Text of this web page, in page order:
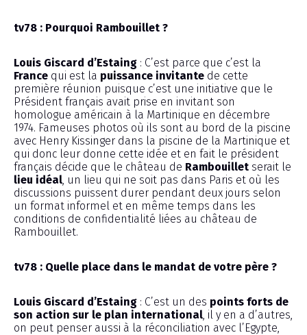
tv78 : Pourquoi Rambouillet ?
Louis Giscard d’Estaing : C’est parce que c’est la
France qui est la puissance invitante de cette
première réunion puisque c’est une initiative que le
Président français avait prise en invitant son
homologue américain à la Martinique en décembre
1974. Fameuses photos où ils sont au bord de la piscine
avec Henry Kissinger dans la piscine de la Martinique et
qui donc leur donne cette idée et en fait le président
français décide que le château de Rambouillet serait le
lieu idéal , un lieu qui ne soit pas dans Paris et où les
discussions puissent durer pendant deux jours selon
un format informel et en même temps dans les
conditions de confidentialité liées au château de
Rambouillet.
tv78 : Quelle place dans le mandat de votre père ?
Louis Giscard d’Estaing : C’est un des points forts de
son action sur le plan international , il y en a d’autres,
on peut penser aussi à la réconciliation avec l’Egypte,